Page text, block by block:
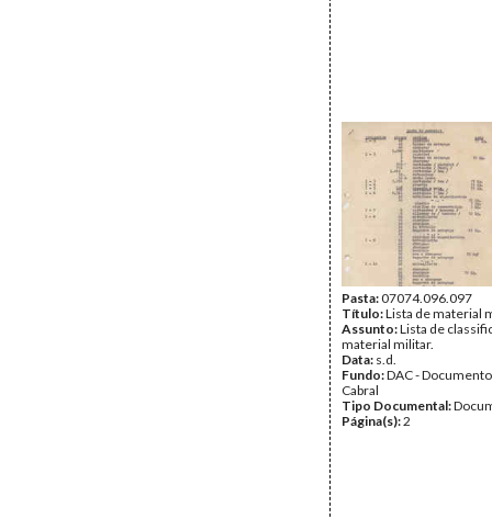
Pasta:07074.096.097
Título:Lista de material
Assunto:Lista de
material militar.
Data: s.d.
Fundo:DAC -
Cabral
Tipo Documental:
Página(s):2